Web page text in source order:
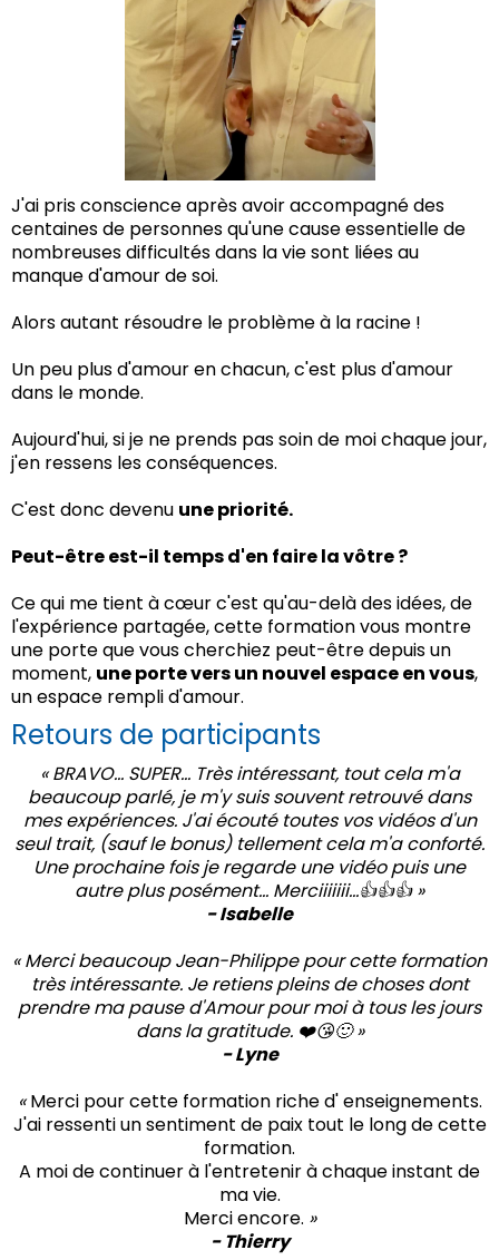
J'ai pris conscience après avoir accompagné des
centaines de personnes qu'une cause essentielle de
nombreuses difficultés dans la vie sont liées au
manque d'amour de soi.
Alors autant résoudre le problème à la racine !
Un peu plus d'amour en chacun, c'est plus d'amour
dans le monde.
Aujourd'hui, si je ne prends pas soin de moi chaque jour,
j'en ressens les conséquences.
C'est donc devenu une priorité.
Peut-être est-il temps d'en faire la vôtre ?
Ce qui me tient à cœur c'est qu'au-delà des idées, de
l'expérience partagée, cette formation vous montre
une porte que vous cherchiez peut-être depuis un
moment, une porte vers un nouvel espace en vous,
un espace rempli d'amour.
Retours de participants
« BRAVO... SUPER... Très intéressant, tout cela m'a
beaucoup parlé, je m'y suis souvent retrouvé dans
mes expériences. J'ai écouté toutes vos vidéos d'un
seul trait, (sauf le bonus) tellement cela m'a conforté.
Une prochaine fois je regarde une vidéo puis une
autre plus posément... Merciiiiiii...👍👍👍 »
- Isabelle
« Merci beaucoup Jean-Philippe pour cette formation
très intéressante. Je retiens pleins de choses dont
prendre ma pause d'Amour pour moi à tous les jours
dans la gratitude. ❤️😘🙂 »
- Lyne
«Merci pour cette formation riche d' enseignements.
J'ai ressenti un sentiment de paix tout le long de cette
formation.
A moi de continuer à l'entretenir à chaque instant de
ma vie.
Merci encore. »
- Thierry